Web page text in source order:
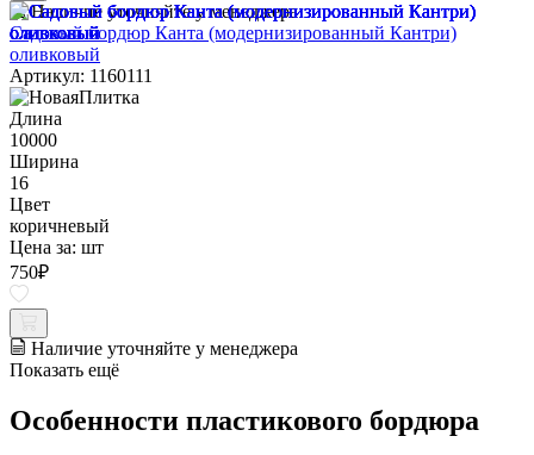
Наличие уточняйте у менеджера
Садовый бордюр Канта (модернизированный Кантри)
оливковый
Артикул: 1160111
Длина
10000
Ширина
16
Цвет
коричневый
Цена за: шт
750₽
Наличие уточняйте у менеджера
Показать ещё
Особенности пластикового бордюра